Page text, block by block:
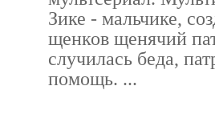
Зике - мальчике,
щенков щенячий
случилась беда,
помощь. ...